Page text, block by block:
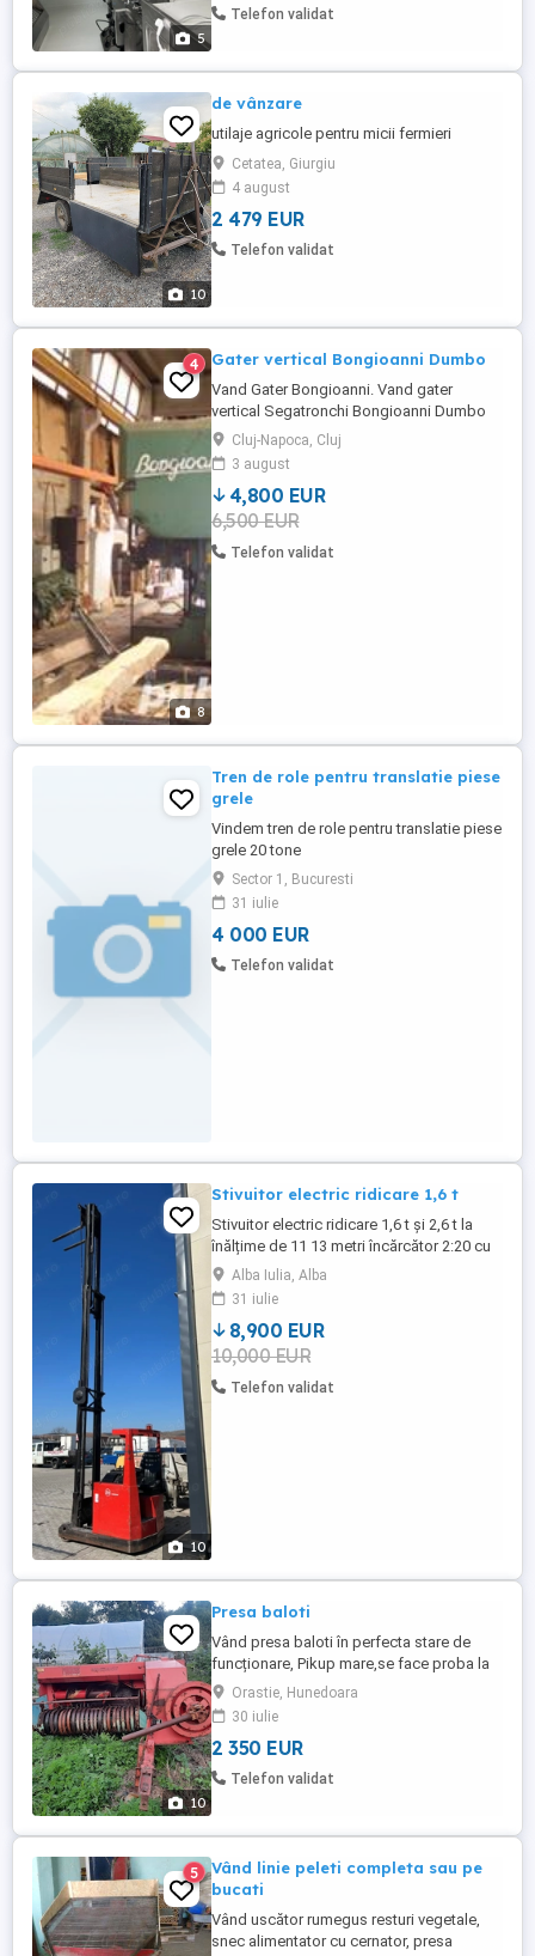
5
pentru butelie Doua congelatoare mici Un
Telefon validat
10
de vânzare
utilaje agricole pentru micii fermieri
Cetatea, Giurgiu
4 august
2 479 EUR
Telefon validat
8
4 Gater vertical Bongioanni Dumbo
Vand Gater Bongioanni. Vand gater
vertical Segatronchi Bongioanni Dumbo
cu volante 1100mm, carucior de taiere
electric. Informatii la: ., data fabricatiei:
1996, kilometraj: 1000, tip de combustibil:
Electrica Putem discuta si o parte din bani
in cherestea si grizi
Cluj-Napoca, Cluj
3 august
4,800 EUR
6,500 EUR
Telefon validat
Tren de role pentru translatie piese
grele
Vindem tren de role pentru translatie piese
grele 20 tone
Sector 1, Bucuresti
31 iulie
4 000 EUR
Telefon validat
10
Stivuitor electric ridicare 1,6 t
Stivuitor electric ridicare 1,6 t și 2,6 t la
înălțime de 11 13 metri încărcător 2:20 cu
încărcare lateral; foarte practic printre
rafturi. Dispunem si de rafturi cu inaltimi
mari. Adus din Spania, neinmatriculat. La
achizitionarea mai multor produse se
aplica un discount !!!
Alba Iulia, Alba
31 iulie
8,900 EUR
10,000 EUR
Telefon validat
10
Presa baloti
Vând presa baloti în perfecta stare de
funcționare, Pikup mare,se face proba la
fata locului ,cardan inclus mai multe
informații la telefon
Orastie, Hunedoara
30 iulie
2 350 EUR
Telefon validat
5
Vând linie peleti completa sau pe
bucati
Vând uscător rumegus resturi vegetale,
snec alimentator cu cernator, presa